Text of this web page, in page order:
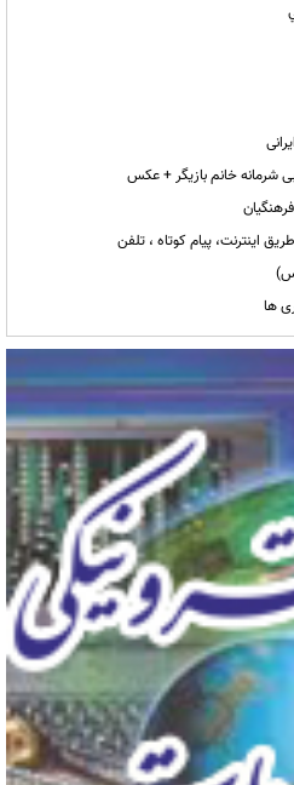
شرمانه خانم بازیگر + عکس
اینترنت، پیام کوتاه ، تلفن
ها